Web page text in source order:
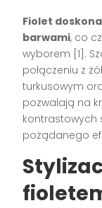
Fiolet
barwami, co
wyborem [1].
połączeniu z
turkusowym
pozwalają na
kontrastowych
pożądanego